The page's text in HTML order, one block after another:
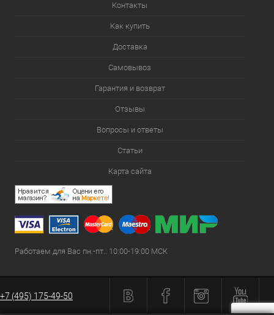
Контакты
Как купить
Доставка
Самовывоз
Гарантия и возврат
Отзывы
Вопросы и ответы
Статьи
Карта сайта
Работаем для Вас пн.-пт.: 10:00-19:00 МСК
+7 (495) 175-49-50